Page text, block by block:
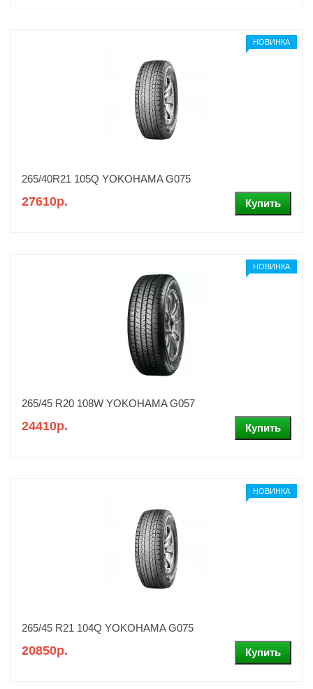
НОВИНКА
265/40R21 105Q YOKOHAMA G075
27610р.
НОВИНКА
265/45 R20 108W YOKOHAMA G057
24410р.
НОВИНКА
265/45 R21 104Q YOKOHAMA G075
20850р.